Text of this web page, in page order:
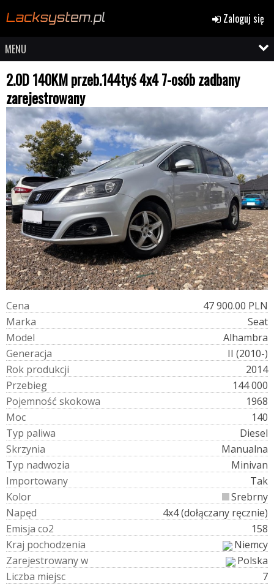
Zaloguj się
MENU
2.0D 140KM przeb.144tyś 4x4 7-osób zadbany
zarejestrowany
Cena
47 900.00 PLN
Marka
Seat
Model
Alhambra
Generacja
II (2010-)
Rok produkcji
2014
Przebieg
144 000
Pojemność skokowa
1968
Moc
140
Typ paliwa
Diesel
Skrzynia
Manualna
Typ nadwozia
Minivan
Importowany
Tak
Kolor
Srebrny
Napęd
4x4 (dołączany ręcznie)
Emisja co2
158
Kraj pochodzenia
Niemcy
Zarejestrowanyw
Polska
Liczba miejsc
7